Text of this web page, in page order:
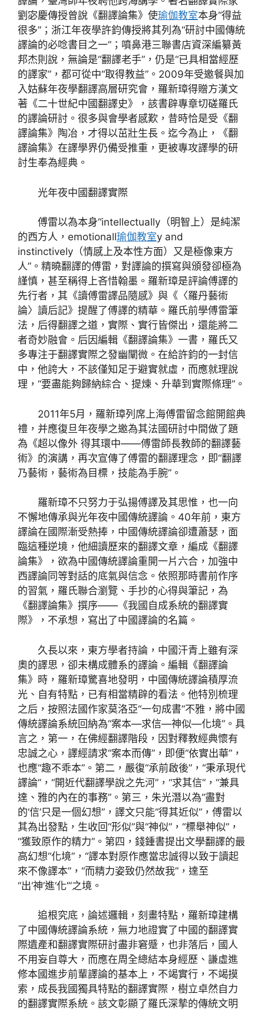
劉宓慶傳授曾說《翻譯論集》使瑜伽教室本身“得益
很多”；浙江年夜學許鈞傳授將其列為“研討中國傳統
譯論的必唸書目之一”；噴鼻港三聯書店資深編纂黃
邦杰則說，無論是“翻譯老手”，仍是“已具相當經歷
的譯家”，都可從中“取得教益”。2009年受邀餐與加
入姑蘇年夜學翻譯高層研究會，羅新璋得贈方漢文
著《二十世紀中國翻譯史》，該書辟專章切磋羅氏
的譯論研討。很多與會學者感歎，昔時恰是受《翻
譯論集》陶冶，才得以茁壯生長。迄今為止，《翻
譯論集》在譯學界仍備受推重，更被專攻譯學的研
討生奉為經典。
光年夜中國翻譯實際
傅雷以為本身“intellectually（明智上）是純潔
的西方人，emotionall瑜伽教室y and
instinctively（情感上及本性方面）又是極像東方
人”。精曉翻譯的傅雷，對譯論的撰寫與頒發卻極為
謹慎，甚至稱得上吝惜翰墨。羅新璋是評論傅譯的
先行者，其《讀傅雷譯品隨感》與《〈羅丹藝術
論〉讀后記》提醒了傅譯的精華。羅氏前學傅雷筆
法，后得翻譯之道，實際、實行皆傑出，還能將二
者奇妙融會。后因編輯《翻譯論集》一書，羅氏又
多專注于翻譯實際之發幽闡微。在給許鈞的一封信
中，他誇大，不該僅知足于避實就虛，而應就理說
理，“要盡能夠歸納綜合、提煉、升華到實際條理”。
2011年5月，羅新璋列席上海傅雷留念館開館典
禮，并應復旦年夜學之邀為其法國研討中間做了題
為《超以像外 得其環中——傅雷師長教師的翻譯藝
術》的演講，再次宣傳了傅雷的翻譯理念，即“翻譯
乃藝術，藝術為目標，技能為手腕”。
羅新璋不只努力于弘揚傅譯及其思惟，也一向
不懈地傳承與光年夜中國傳統譯論。40年前，東方
譯論在國際漸受熱捧，中國傳統譯論卻遭蕭瑟，面
臨這種逆境，他細讀歷來的翻譯文章，編成《翻譯
論集》，欲為中國傳統譯論重開一片六合，加強中
西譯論同等對話的底氣與信念。依照那時書前作序
的習氣，羅氏聯合瀏覽、手抄的心得與筆記，為
《翻譯論集》撰序——《我國自成系統的翻譯實
際》，不承想，寫出了中國譯論的名篇。
久長以來，東方學者持論，中國汗青上雖有深
奧的譯思，卻未構成體系的譯論。編輯《翻譯論
集》時，羅新璋驚喜地發明，中國傳統譯論積厚流
光、自有特點，已有相當精辟的看法。他特別梳理
之后，按照法國作家莫洛亞“一句成書”不雅，將中國
傳統譯論系統回納為“案本—求信—神似—化境”。具
言之，第一，在佛經翻譯階段，因對釋教經典懷有
忠誠之心，譯經請求“案本而傳”，即便“依實出華”，
也應“趣不乖本”。第二，嚴復“承前啟後”，“秉承現代
譯論”，“開近代翻譯學說之先河”，“求其信”，“兼具
達、雅的內在的事務”。第三，朱光潛以為“盡對
的‘信’只是一個幻想”，譯文只能“得其近似”，傅雷以
其為出發點，生收回“形似”與“神似”，“標舉神似”，
“獲致原作的精力”。第四，錢鍾書提出文學翻譯的最
高幻想“化境”，“譯本對原作應當忠誠得以致于讀起
來不像譯本”，“而精力姿致仍然故我”，達至
“出‘神’進‘化’”之境。
追根究底，論述邏輯，刻畫特點，羅新璋建構
了中國傳統譯論系統，無力地證實了中國的翻譯實
際遺產和翻譯實際研討盡非窘蹙，也非落后，國人
不用妄自尊大，而應在周全總結本身經歷、謙虛進
修本國進步前輩譯論的基本上，不竭實行，不竭摸
索，成長我國獨具特點的翻譯實際，樹立卓然自力
的翻譯實際系統。該文彰顯了羅氏深摯的傳統文明